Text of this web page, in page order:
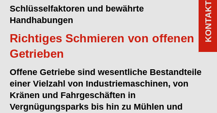
Schlüsselfaktoren und bewährte
Handhabungen
Richtiges Schmieren von offenen
Getrieben
Offene Getriebe sind wesentliche Bestandteile
einer Vielzahl von Industriemaschinen, von
Kränen und Fahrgeschäften in
Vergnügungsparks bis hin zu Mühlen und
KONTAKT